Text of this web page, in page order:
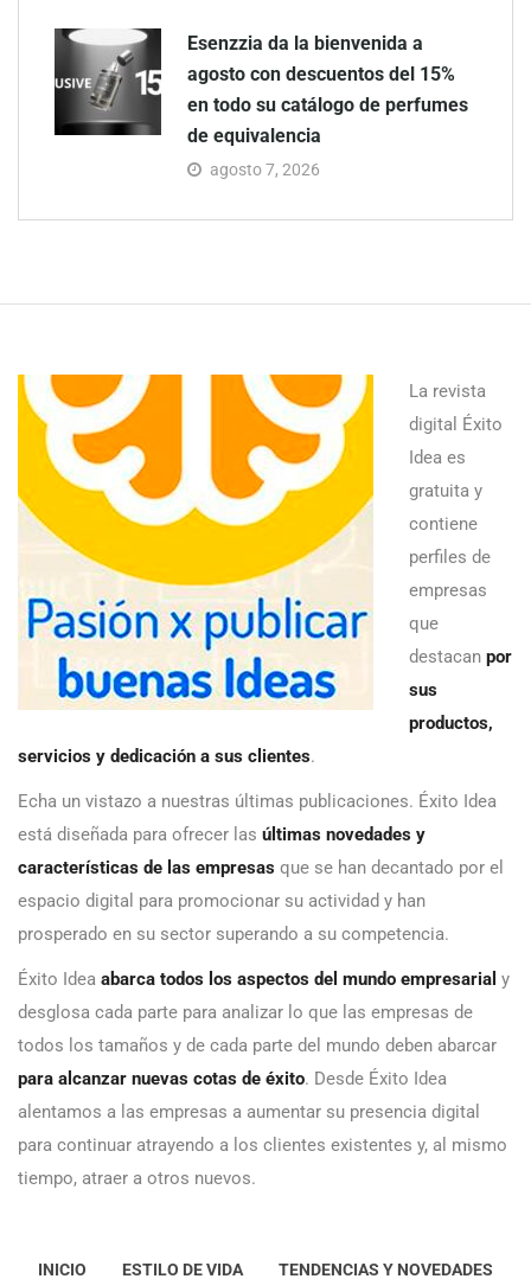
Esenzzia da la bienvenida a
agosto con descuentos del 15%
en todo su catálogo de perfumes
de equivalencia
agosto 7, 2026
La revista
digital Éxito
Idea es
gratuita y
contiene
perfiles de
empresas
que
destacan por
sus
productos,
servicios y dedicación a sus clientes.
Echa un vistazo a nuestras últimas publicaciones. Éxito Idea
está diseñada para ofrecer las últimas novedades y
características de las empresas que se han decantado por el
espacio digital para promocionar su actividad y han
prosperado en su sector superando a su competencia.
Éxito Idea abarca todos los aspectos del mundo empresarial y
desglosa cada parte para analizar lo que las empresas de
todos los tamaños y de cada parte del mundo deben abarcar
para alcanzar nuevas cotas de éxito. Desde Éxito Idea
alentamos a las empresas a aumentar su presencia digital
para continuar atrayendo a los clientes existentes y, al mismo
tiempo, atraer a otros nuevos.
INICIO ESTILO DE VIDA TENDENCIAS Y NOVEDADES